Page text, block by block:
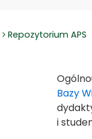
Repozytorium APS
Bazy
i